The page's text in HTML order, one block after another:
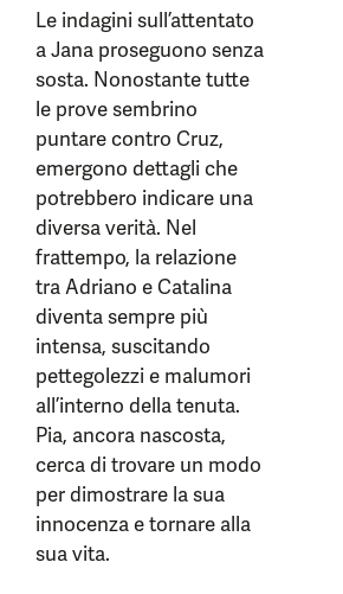
Le indagini sull’attentato
a Jana proseguono senza
sosta. Nonostante tutte
le prove sembrino
puntare contro Cruz,
emergono dettagli che
potrebbero indicare una
diversa verità. Nel
frattempo, la relazione
tra Adriano e Catalina
diventa sempre più
intensa, suscitando
pettegolezzi e malumori
all’interno della tenuta.
Pia, ancora nascosta,
cerca di trovare un modo
per dimostrare la sua
innocenza e tornare alla
sua vita.